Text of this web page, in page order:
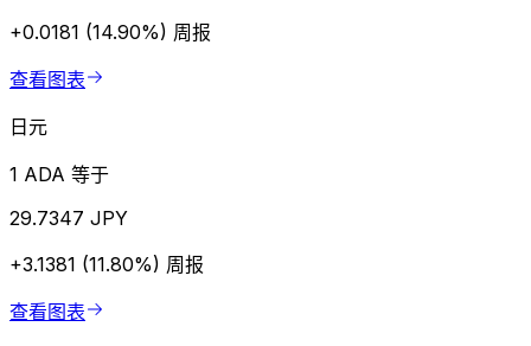
+0.0181 (14.90%) 周报
查看图表
日元
1 ADA 等于
29.7347 JPY
+3.1381 (11.80%) 周报
查看图表